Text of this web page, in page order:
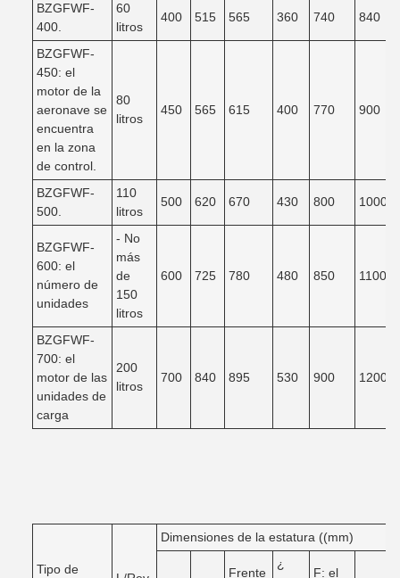
BZGFWF-
400.
60
litros
400 515 565 360 740 840
BZGFWF-
450: el
motor de la
aeronave se
encuentra
en la zona
de control.
80
litros
450 565 615 400 770 900
BZGFWF-
500.
110
litros
500 620 670 430 800 1000
BZGFWF-
600: el
número de
unidades
- No
más
de
150
litros
600 725 780 480 850 1100
BZGFWF-
700: el
motor de las
unidades de
carga
200
litros
700 840 895 530 900 1200
Tipo de
Dimensiones de la estatura ((mm)
Frente
¿
F: el